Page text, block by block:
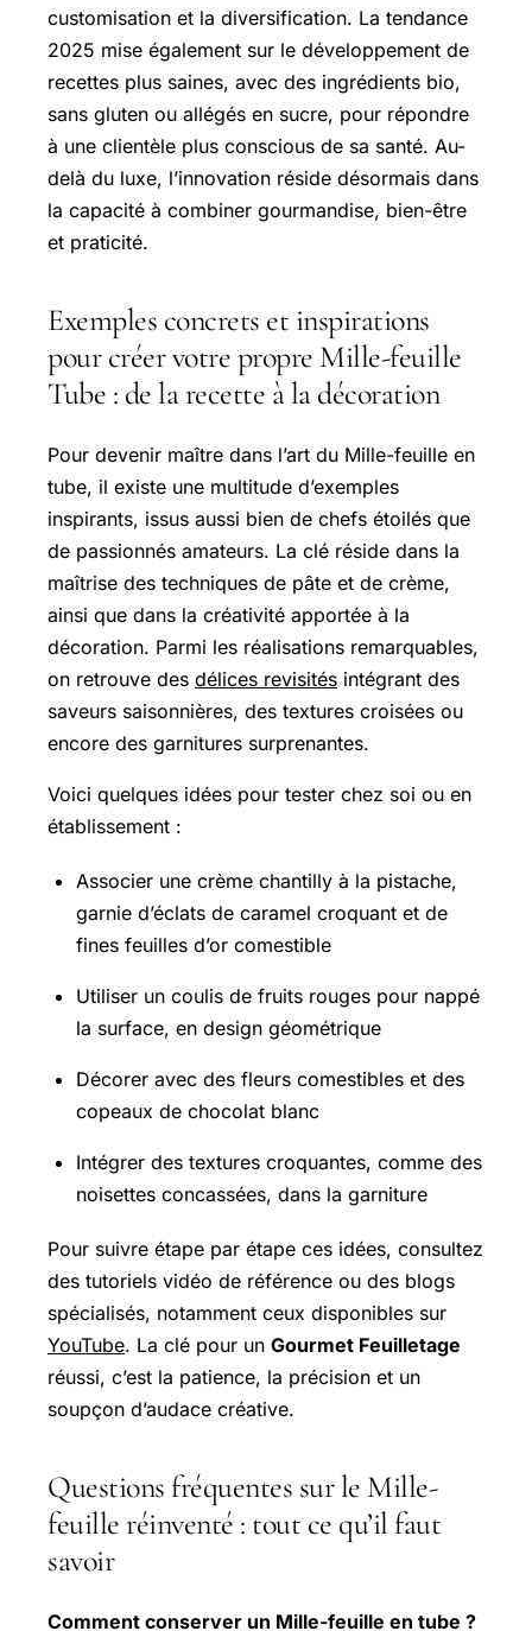
customisation et la diversification. La tendance
2025 mise également sur le développement de
recettes plus saines, avec des ingrédients bio,
sans gluten ou allégés en sucre, pour répondre
à une clientèle plus conscious de sa santé. Au-
delà du luxe, l’innovation réside désormais dans
la capacité à combiner gourmandise, bien-être
et praticité.
Exemples concrets et inspirations
pour créer votre propre Mille-feuille
Tube : de la recette à la décoration
Pour devenir maître dans l’art du Mille-feuille en
tube, il existe une multitude d’exemples
inspirants, issus aussi bien de chefs étoilés que
de passionnés amateurs. La clé réside dans la
maîtrise des techniques de pâte et de crème,
ainsi que dans la créativité apportée à la
décoration. Parmi les réalisations remarquables,
on retrouve des délices revisités intégrant des
saveurs saisonnières, des textures croisées ou
encore des garnitures surprenantes.
Voici quelques idées pour tester chez soi ou en
établissement :
Associer une crème chantilly à la pistache,
garnie d’éclats de caramel croquant et de
fines feuilles d’or comestible
Utiliser un coulis de fruits rouges pour nappé
la surface, en design géométrique
Décorer avec des fleurs comestibles et des
copeaux de chocolat blanc
Intégrer des textures croquantes, comme des
noisettes concassées, dans la garniture
Pour suivre étape par étape ces idées, consultez
des tutoriels vidéo de référence ou des blogs
spécialisés, notamment ceux disponibles sur
YouTube. La clé pour un Gourmet Feuilletage
réussi, c’est la patience, la précision et un
soupçon d’audace créative.
Questions fréquentes sur le Mille-
feuille réinventé : tout ce qu’il faut
savoir
Comment conserver un Mille-feuille en tube ?